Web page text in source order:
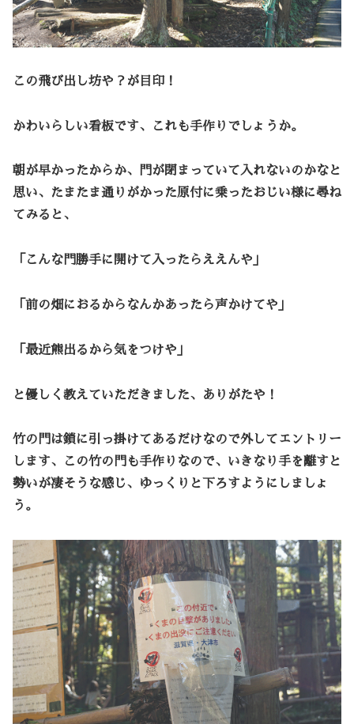
この飛び出し坊や？が目印！
かわいらしい看板です、これも手作りでしょうか。
朝が早かったからか、門が閉まっていて入れないのかなと
思い、たまたま通りがかった原付に乗ったおじい様に尋ね
てみると、
「こんな門勝手に開けて入ったらええんや」
「前の畑におるからなんかあったら声かけてや」
「最近熊出るから気をつけや」
と優しく教えていただきました、ありがたや！
竹の門は鎖に引っ掛けてあるだけなので外してエントリー
します、この竹の門も手作りなので、いきなり手を離すと
勢いが凄そうな感じ、ゆっくりと下ろすようにしましょ
う。